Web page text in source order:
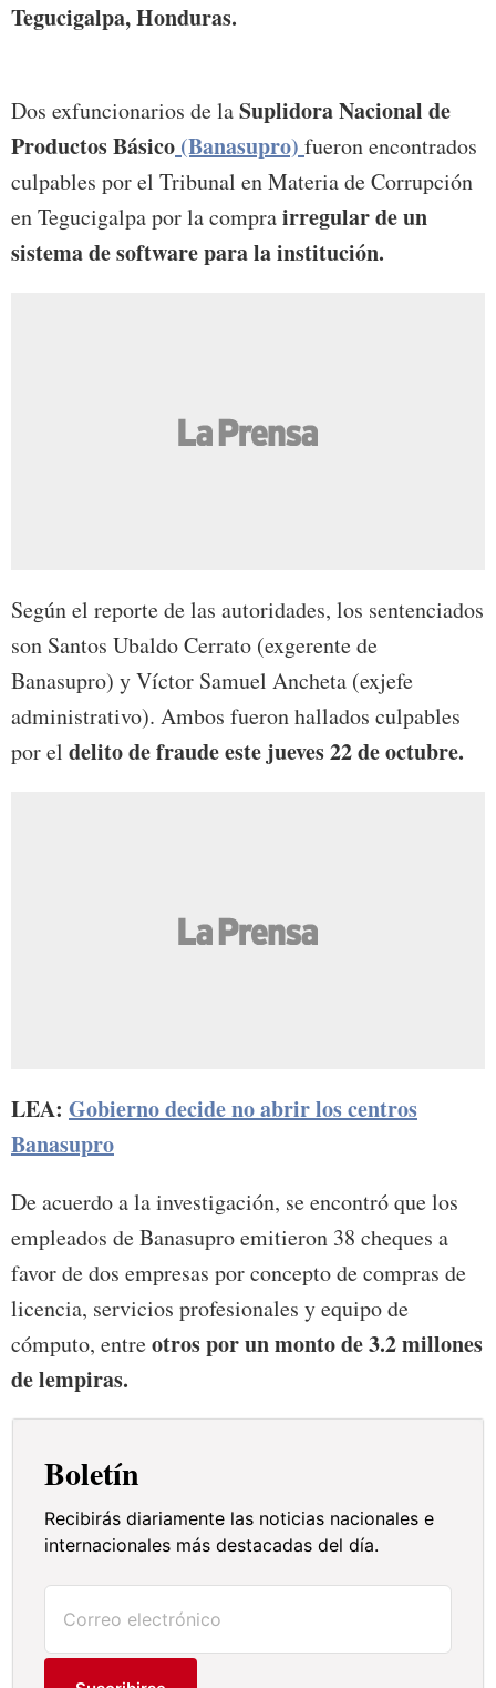
Tegucigalpa, Honduras.
Dos exfuncionarios de laSuplidora Nacional de
Productos Básico (Banasupro) fueron encontrados
culpables por el Tribunal en Materia de Corrupción
en Tegucigalpa por la comprairregular de un
sistema de software para la institución.
Según el reporte de las autoridades, los sentenciados
son Santos Ubaldo Cerrato (exgerente de
Banasupro) y Víctor Samuel Ancheta (exjefe
administrativo). Ambos fueron hallados culpables
por el delito de fraude este jueves 22 de octubre.
LEA: Gobierno decide no abrir los centros
Banasupro
De acuerdo a la investigación, se encontró que los
empleados de Banasupro emitieron 38 cheques a
favor de dos empresas por concepto de compras de
licencia, servicios profesionales y equipo de
cómputo, entreotros por un monto de 3.2 millones
de lempiras.
Boletín
Recibirás diariamente las noticias nacionales e
internacionales más destacadas del día.